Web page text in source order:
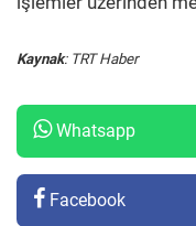
Kaynak: TRT Haber
Whatsapp
Facebook